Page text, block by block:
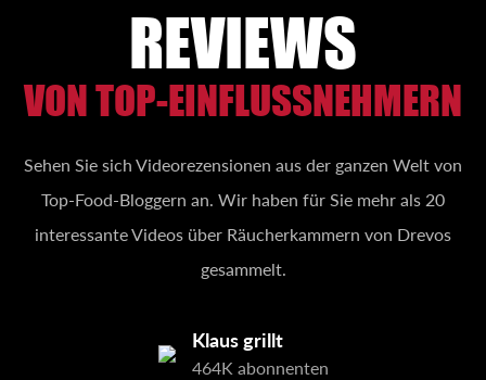
REVIEWS
VON TOP-EINFLUSSNEHMERN
Sehen Sie sich Videorezensionen aus der ganzen Welt von
Top-Food-Bloggern an. Wir haben für Sie mehr als 20
interessante Videos über Räucherkammern von Drevos
gesammelt.
Klaus grillt
464K abonnenten